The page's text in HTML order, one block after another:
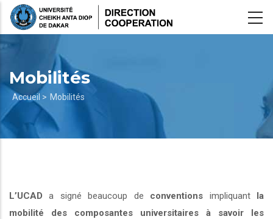
Aller
Mobilités
Fil
d'Ariane
Accueil > Mobilités
L’UCAD a signé beaucoup de conventions impliquant la
mobilité des composantes universitaires à savoir les